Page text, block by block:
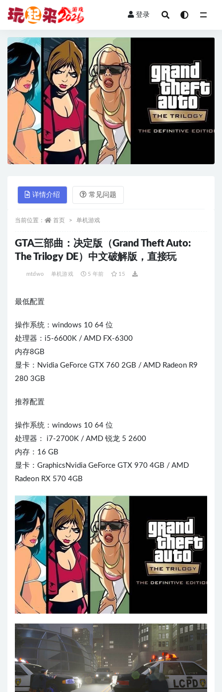
登录
详情介绍 常见问题
当前位置： 首页 单机游戏
GTA三部曲：决定版（Grand Theft Auto:
The Trilogy DE）中文破解版，直接玩
mtdwo 单机游戏 5 年前 15
最低配置
操作系统：windows 10 64 位
处理器：i5-6600K / AMD FX-6300
内存8GB
显卡：Nvidia GeForce GTX 760 2GB / AMD Radeon R9
280 3GB
推荐配置
操作系统：windows 10 64 位
处理器： i7-2700K / AMD 锐龙 5 2600
内存：16 GB
显卡：GraphicsNvidia GeForce GTX 970 4GB / AMD
Radeon RX 570 4GB